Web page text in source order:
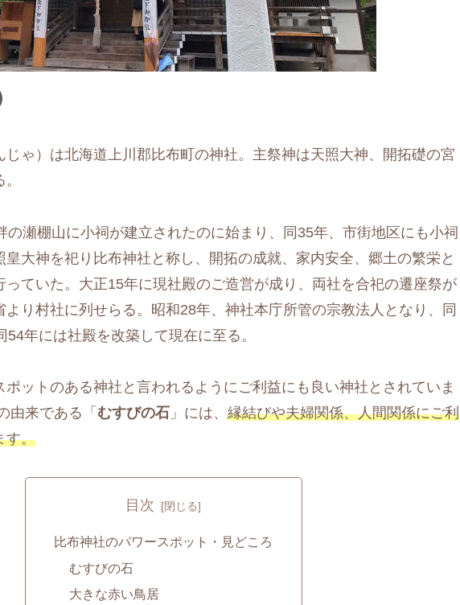
じゃ）は北海道上川郡比布町の神社。主祭神は天照大神、開拓礎の宮
の瀬棚山に小祠が建立されたのに始まり、同35年、市街地区にも小祠
皇大神を祀り比布神社と称し、開拓の成就、家内安全、郷土の繁栄と
っていた。大正15年に現社殿のご造営が成り、両社を合祀の遷座祭が
より村社に列せらる。昭和28年、神社本庁所管の宗教法人となり、同
年には社殿を改築して現在に至る。
ポットのある神社と言われるようにご利益にも良い神社とされていま
由来である「 むすびの石 」には、 縁結びや夫婦関係、人間関係にご利
す。
目次
比布神社のパワースポット・見どころ
むすびの石
大きな赤い鳥居